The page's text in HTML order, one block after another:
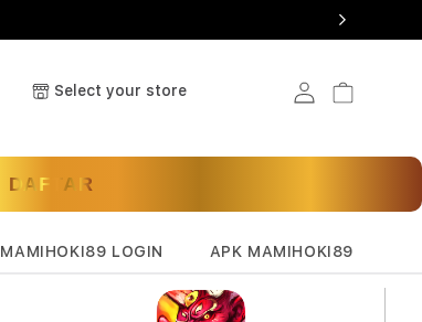
Select your store Log in Cart
DAFTAR
MAMIHOKI89 LOGIN APK MAMIHOKI89